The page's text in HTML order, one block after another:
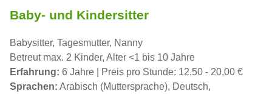
Baby- und Kindersitter
Babysitter, Tagesmutter, Nanny
Betreut max. 2 Kinder, Alter <1 bis 10 Jahre
Erfahrung: 6 Jahre | Preis pro Stunde: 12,50 - 20,00 €
Sprachen: Arabisch (Muttersprache), Deutsch,